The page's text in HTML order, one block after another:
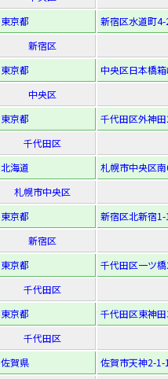
東京都
新宿区水道町
新宿区
東京都
中央区日本橋
中央区
東京都
千代田区外神
千代田区
北海道
札幌市中央区
札幌市中央区
東京都
新宿区北新宿
新宿区
東京都
千代田区一ツ
千代田区
東京都
千代田区東神
千代田区
佐賀県
佐賀市天神2-1-